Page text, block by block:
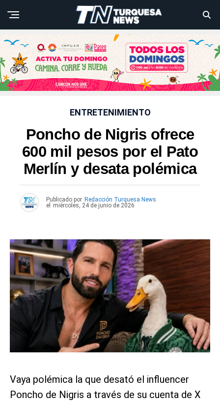
ENTRETENIMIENTO
Poncho de Nigris ofrece
600 mil pesos por el Pato
Merlín y desata polémica
Publicado por Redacción Turquesa News
el
miércoles, 24 de junio de 2026
Vaya polémica la que desató el influencer
Poncho de Nigris a través de su cuenta de X